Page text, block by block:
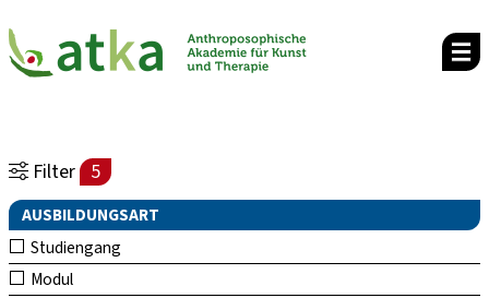
Filter 5
AUSBILDUNGSART
Studiengang
Modul